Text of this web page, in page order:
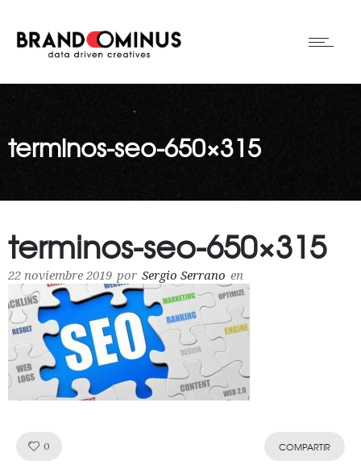
terminos-seo-650×315
terminos-seo-650×315
22 noviembre 2019 por Sergio Serrano en
0 COMPARTIR